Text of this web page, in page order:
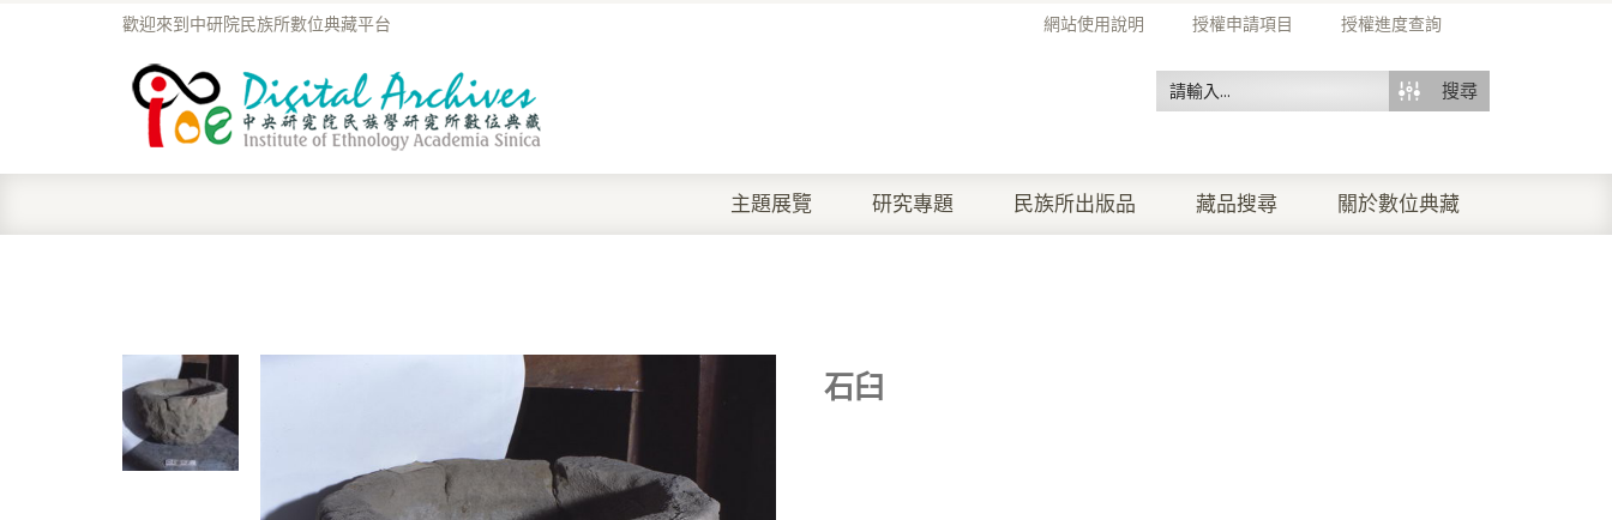
網站使用說明 授權申請項目 授權進度查詢
歡迎來到中研院民族所數位典藏平台
搜尋
主題展覽 研究專題 民族所出版品 藏品搜尋 關於數位典藏
石臼